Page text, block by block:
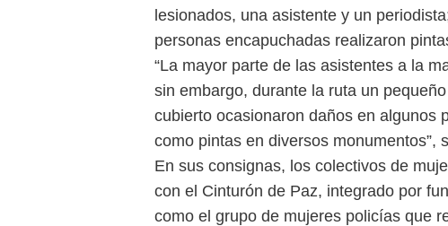
lesionados, una asistente y un
personas encapuchadas realizaron
“La mayor parte de las asistentes a la
sin embargo, durante la ruta un
cubierto ocasionaron daños en algunos
como pintas en diversos monumentos”,
En sus consignas, los colectivos de
con el Cinturón de Paz, integrado por
como el grupo de mujeres policías que